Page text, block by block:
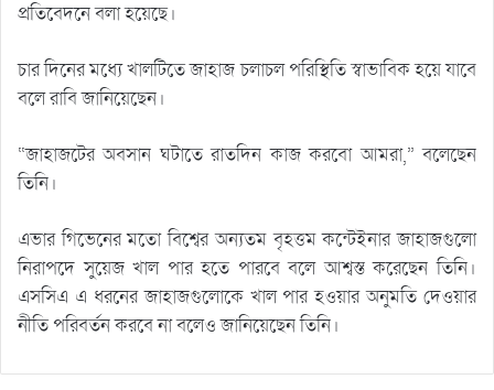
প্রতিবেদনে বলা হয়েছে।
চার দিনের মধ্যে খালটিতে জাহাজ চলাচল পরিস্থিতি স্বাভাবিক হয়ে যাবে
বলে রাবি জানিয়েছেন।
“জাহাজটের অবসান ঘটাতে রাতদিন কাজ করবো আমরা,” বলেছেন
তিনি।
এভার গিভেনের মতো বিশ্বের অন্যতম বৃহত্তম কন্টেইনার জাহাজগুলো
নিরাপদে সুয়েজ খাল পার হতে পারবে বলে আশ্বস্ত করেছেন তিনি।
এসসিএ এ ধরনের জাহাজগুলোকে খাল পার হওয়ার অনুমতি দেওয়ার
নীতি পরিবর্তন করবে না বলেও জানিয়েছেন তিনি।